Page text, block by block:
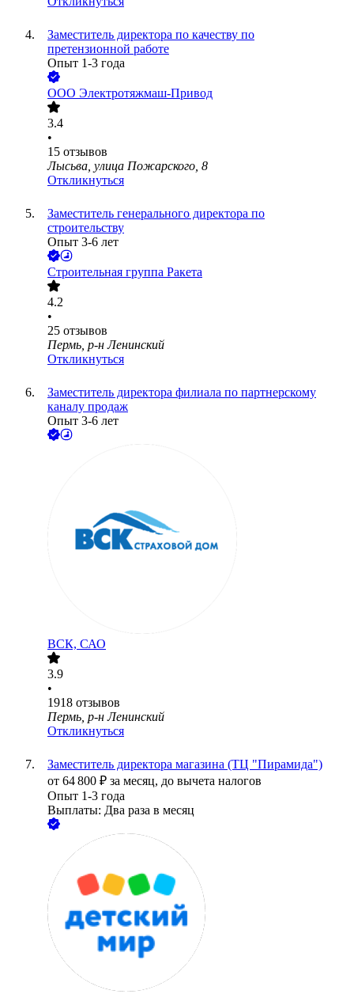
Заместитель директора по качеству по
претензионной работе
Опыт 1-3 года
ООО Электротяжмаш-Привод
3.4
•
15 отзывов
Лысьва, улица Пожарского, 8
Откликнуться
Заместитель генерального директора по
строительству
Опыт 3-6 лет
Строительная группа Ракета
4.2
•
25 отзывов
Пермь, р-н Ленинский
Откликнуться
Заместитель директора филиала по партнерскому
каналу продаж
Опыт 3-6 лет
ВСК, САО
3.9
•
1918 отзывов
Пермь, р-н Ленинский
Откликнуться
Заместитель директора магазина (ТЦ "Пирамида")
от 64 800 ₽ за месяц, до вычета налогов
Опыт 1-3 года
Выплаты: Два раза в месяц